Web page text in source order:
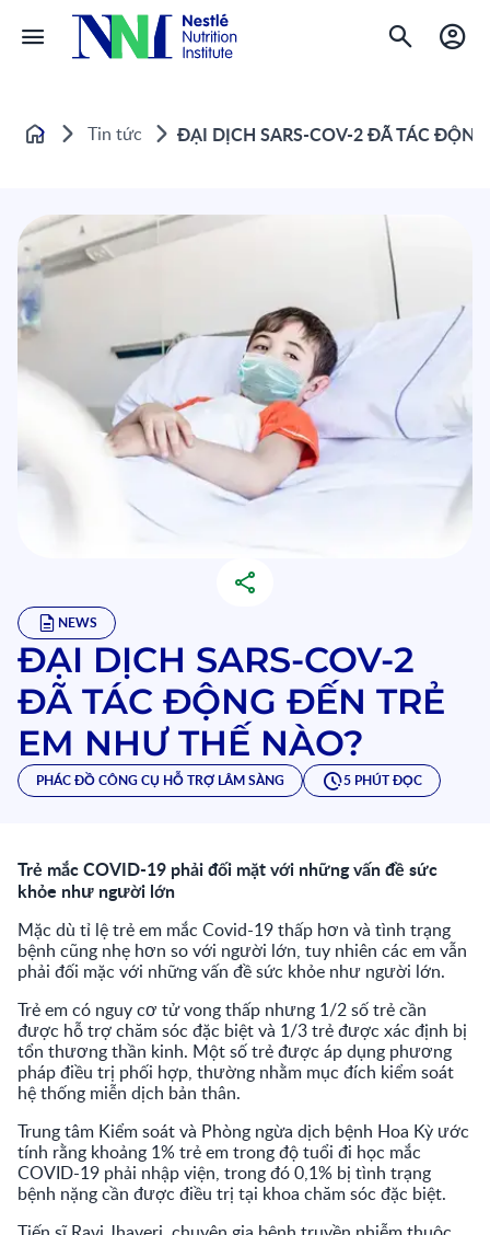
Home Tin tức ĐẠI DỊCH SARS-COV-2 ĐÃ TÁC
NEWS
ĐẠI DỊCH SARS-COV-2
ĐÃ TÁC ĐỘNG ĐẾN TRẺ
EM NHƯ THẾ NÀO?
PHÁC ĐỒ CÔNG CỤ HỖ TRỢ LÂM SÀNG 5 PHÚT ĐỌC
Trẻ mắc COVID-19 phải đối mặt với những vấn đề sức
khỏe như người lớn
Mặc dù tỉ lệ trẻ em mắc Covid-19 thấp hơn và tình trạng
bệnh cũng nhẹ hơn so với người lớn, tuy nhiên các em vẫn
phải đối mặc với những vấn đề sức khỏe như người lớn.
Trẻ em có nguy cơ tử vong thấp nhưng 1/2 số trẻ cần
được hỗ trợ chăm sóc đặc biệt và 1/3 trẻ được xác định bị
tổn thương thần kinh. Một số trẻ được áp dụng phương
pháp điều trị phối hợp, thường nhằm mục đích kiểm soát
hệ thống miễn dịch bản thân.
Trung tâm Kiểm soát và Phòng ngừa dịch bệnh Hoa Kỳ ước
tính rằng khoảng 1% trẻ em trong độ tuổi đi học mắc
COVID-19 phải nhập viện, trong đó 0,1% bị tình trạng
bệnh nặng cần được điều trị tại khoa chăm sóc đặc biệt.